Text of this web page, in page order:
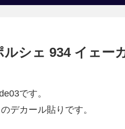
ルシェ 934 イェー
です。
デカール貼りです。